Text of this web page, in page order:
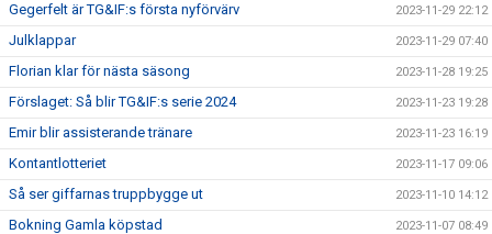
Gegerfelt är TG&IF:s första nyförvärv 2023-11-29 22:12
Julklappar 2023-11-29 07:40
Florian klar för nästa säsong 2023-11-28 19:25
Förslaget: Så blir TG&IF:s serie 2024 2023-11-23 19:28
Emir blir assisterande tränare 2023-11-23 16:19
Kontantlotteriet 2023-11-17 09:06
Så ser giffarnas truppbygge ut 2023-11-10 14:12
Bokning Gamla köpstad 2023-11-07 08:49